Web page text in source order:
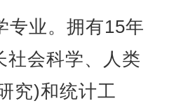
专业。拥有15年
社会科学、人类
究)和统计工